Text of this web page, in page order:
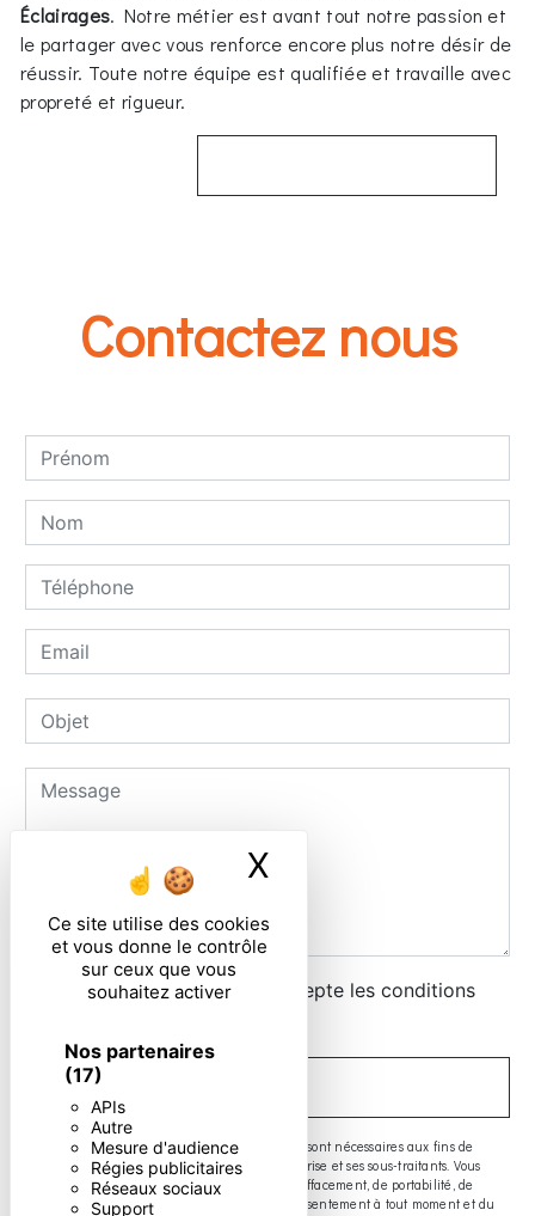
Ce site utilise des cookies
et vous donne le contrôle
sur ceux que vous
souhaitez activer
Nos partenaires
(17)
APIs
Autre
Mesure d'audience
Régies publicitaires
Réseaux sociaux
Support
X
Éclairages. Notre métier est avant tout notre passion et
le partager avec vous renforce encore plus notre désir de
réussir. Toute notre équipe est qualifiée et travaille avec
propreté et rigueur.
Contactez nous
En cochant cette case, j'accepte les conditions
** Les données personnelles communiquées sont nécessaires aux fins de
vous contacter. Elles sont destinées à l'entreprise et ses sous-traitants. Vous
disposez de droits d’accès, de rectification, d’effacement, de portabilité, de
limitation, d’opposition, de retrait de votre consentement à tout moment et du